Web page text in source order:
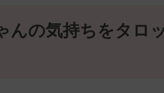
んの気持ちをタロ